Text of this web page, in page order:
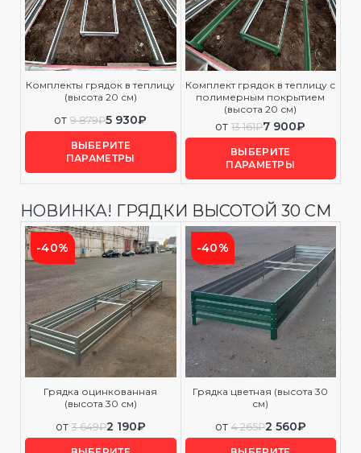
Комплекты грядок в теплицу
(высота 20 см)
от 9 879₽5 930₽
ВЫБЕРИТЕ
ПАРАМЕТРЫ
Комплект грядок в теплицу с
полимерным покрытием
(высота 20 см)
от 13 161₽7 900₽
ВЫБЕРИТЕ
ПАРАМЕТРЫ
НОВИНКА! ГРЯДКИ ВЫСОТОЙ 30 СМ
-40%
Грядка оцинкованная
(высота 30 см)
от 3 649₽2 190₽
-40%
Грядка цветная (высота 30
см)
от 4 265₽2 560₽